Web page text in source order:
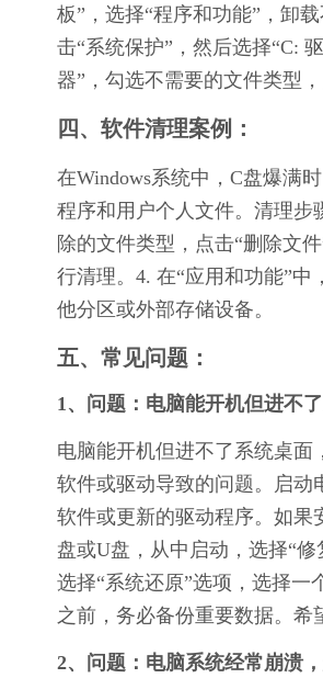
板”，选择“程序和功能”，卸
击“系统保护”，然后选择“C:
器”，勾选不需要的文件类型
四、软件清理案例：
在Windows系统中，C盘爆满
程序和用户个人文件。清理步
除的文件类型，点击“删除文
行清理。4. 在“应用和功能”
他分区或外部存储设备。
五、常见问题：
1、问题：电脑能开机但进不
电脑能开机但进不了系统桌
软件或驱动导致的问题。启动
软件或更新的驱动程序。如果
盘或U盘，从中启动，选择“修
选择“系统还原”选项，选择
之前，务必备份重要数据。希
2、问题：电脑系统经常崩溃